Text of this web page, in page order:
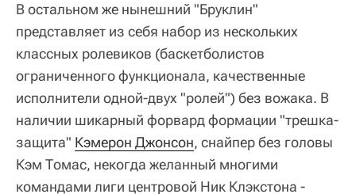
В остальном же нынешний "Бруклин"
представляет из себя набор из нескольких
классных ролевиков (баскетболистов
ограниченного функционала, качественные
исполнители одной-двух "ролей") без вожака. В
наличии шикарный форвард формации "трешка-
защита" Кэмерон Джонсон, снайпер без головы
Кэм Томас, некогда желанный многими
командами лиги центровой Ник Клэкстона -